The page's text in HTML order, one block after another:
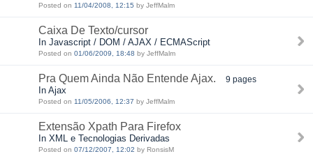
Posted on 11/04/2008, 12:15 by JeffMalm
Caixa De Texto/cursor
In Javascript / DOM / AJAX / ECMAScript
Posted on 01/06/2009, 18:48 by JeffMalm
Pra Quem Ainda Não Entende Ajax. 9 pages
In Ajax
Posted on 11/05/2006, 12:37 by JeffMalm
Extensão Xpath Para Firefox
In XML e Tecnologias Derivadas
Posted on 07/12/2007, 12:02 by RonsisM